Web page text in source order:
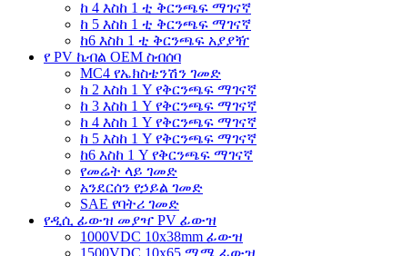
ከ 4 እስከ 1 ቲ ቅርንጫፍ ማገናኛ
ከ 5 እስከ 1 ቲ ቅርንጫፍ ማገናኛ
ከ6 እስከ 1 ቲ ቅርንጫፍ አያያዥ
የ PV ኬብል OEM ስብሰባ
MC4 የኤክስቴንሽን ገመድ
ከ 2 እስከ 1 Y የቅርንጫፍ ማገናኛ
ከ 3 እስከ 1 Y የቅርንጫፍ ማገናኛ
ከ 4 እስከ 1 Y የቅርንጫፍ ማገናኛ
ከ 5 እስከ 1 Y የቅርንጫፍ ማገናኛ
ከ6 እስከ 1 Y የቅርንጫፍ ማገናኛ
የመሬት ላይ ገመድ
አንደርሰን የኃይል ገመድ
SAE የባትሪ ገመድ
የዲሲ ፊውዝ መያዣ PV ፊውዝ
1000VDC 10x38mm ፊውዝ
1500VDC 10x65 ሚሜ ፊውዝ